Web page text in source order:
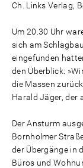
Ch. Links Verlag,
Um 20.30 Uhr
sich am
eingefunden
den Überblick:
die Massen
Harald Jäger, der
Der Ansturm
Bornholmer
der Übergänge in
Büros und